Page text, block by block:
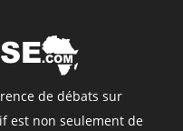
de débats sur
est non seulement de